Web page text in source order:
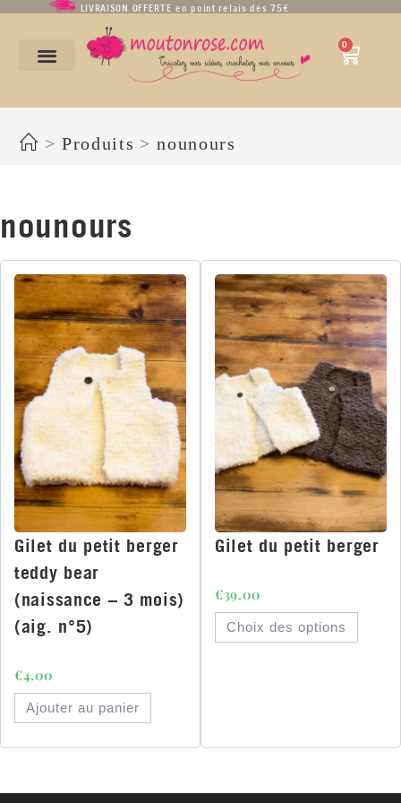
LIVRAISON OFFERTE en point relais dès 75€
0
> Produits > nounours
nounours
Gilet du petit berger
teddy bear
(naissance – 3 mois)
(aig. n°5)
€4.00
Ajouter au panier
Gilet du petit berger
€39.00
Choix des options